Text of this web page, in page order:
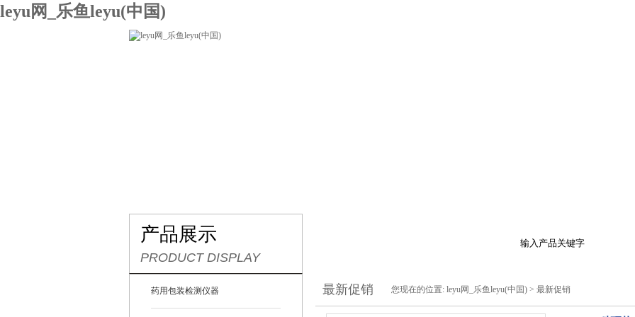
leyu网_乐鱼leyu(中国)
产品展示
PRODUCT DISPLAY
药用包装检测仪器 最新促销 您现在的位置: leyu网_乐鱼leyu(中国) > 最新促销